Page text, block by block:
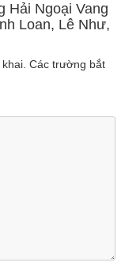
Hải Ngoại Vang
Loan, Lê Như,
Các trường bắt